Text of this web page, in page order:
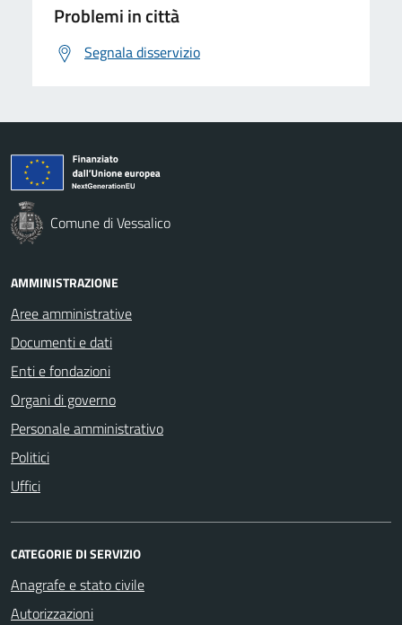
Problemi in città
Segnala disservizio
Comune di Vessalico
AMMINISTRAZIONE
Aree amministrative
Documenti e dati
Enti e fondazioni
Organi di governo
Personale amministrativo
Politici
Uffici
CATEGORIE DI SERVIZIO
Anagrafe e stato civile
Autorizzazioni